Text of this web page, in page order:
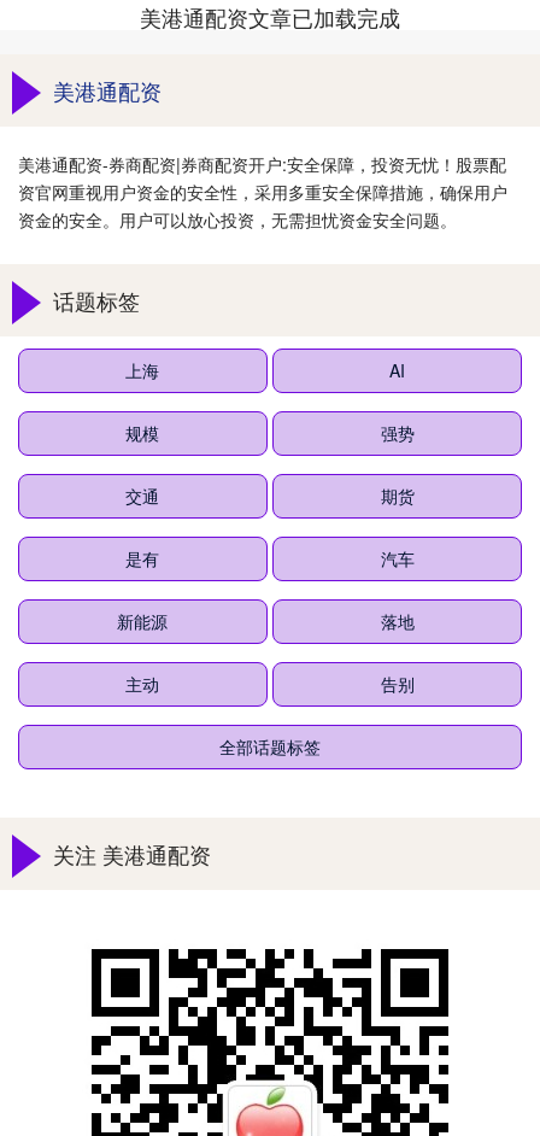
美港通配资文章已加载完成
美港通配资
美港通配资-券商配资|券商配资开户:安全保障，投资无忧！股票配
资官网重视用户资金的安全性，采用多重安全保障措施，确保用户
资金的安全。用户可以放心投资，无需担忧资金安全问题。
话题标签
上海 AI
规模 强势
交通 期货
是有 汽车
新能源 落地
主动 告别
全部话题标签
关注 美港通配资